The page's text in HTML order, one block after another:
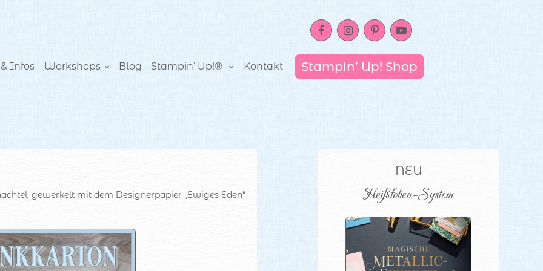
Infos Workshops Blog Stampin’ Up!® Kontakt Stampin’ Up! Shop
gewerkelt mit dem Designerpapier „Ewiges Eden“
NEU
Heißfolien-System